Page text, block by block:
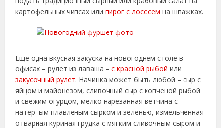
картофельных чипсах илипирог с лососем на шпажках.
Еще одна вкусная закуска на новогоднем столе в
офисах – рулет из лаваша –с красной рыбой или
закусочный рулет. Начинка может быть любой – сыр с
яйцом и майонезом, сливочный сыр с копченой рыбой
и свежим огурцом, мелко нарезанная ветчина с
натертым плавленым сырком и зеленью, измельченная
отварная куриная грудка с мягким сливочным сыром и